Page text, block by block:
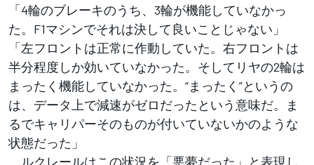
「4輪のブレーキのうち、3輪が機能していなかっ
た。F1マシンでそれは決して良いことじゃない」
「左フロントは正常に作動していた。右フロントは
半分程度しか効いていなかった。そしてリヤの2輪は
まったく機能していなかった。“まったく”というの
は、データ上で減速がゼロだったという意味だ。ま
るでキャリパーそのものが付いていないかのような
状態だった」
ルクレールはこの状況を「悪夢だった」と表現し